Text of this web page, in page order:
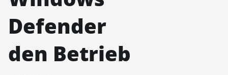
Defender
den Betrieb